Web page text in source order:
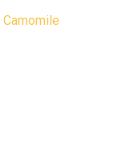
Camomile